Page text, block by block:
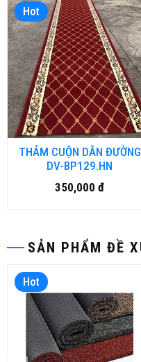
SẢN PHẨM ĐỀ
Hot
Hot
THẢM CUỘN DẪN ĐƯỜNG
DV-BP129.HN
350,000 đ